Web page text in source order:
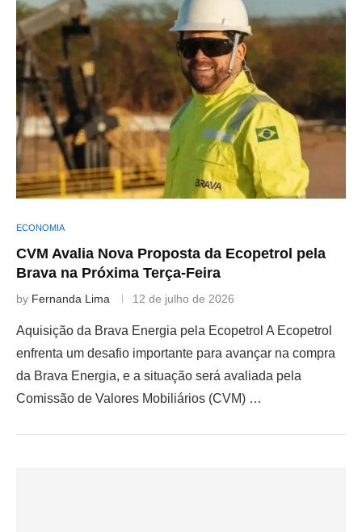
ECONOMIA
CVM Avalia Nova Proposta da Ecopetrol pela
Brava na Próxima Terça-Feira
by Fernanda Lima 12 de julho de 2026
Aquisição da Brava Energia pela Ecopetrol A Ecopetrol
enfrenta um desafio importante para avançar na compra
da Brava Energia, e a situação será avaliada pela
Comissão de Valores Mobiliários (CVM) …